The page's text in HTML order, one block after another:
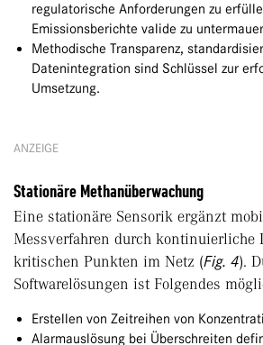
regulatorische Anforderungen zu
Emissionsberichte valide zu
Methodische Transparenz,
Datenintegration sind Schlüssel zur
Umsetzung.
ANZEIGE
Stationäre Methanüberwachung
Eine stationäre Sensorik ergänzt
Messverfahren durch kontinuierliche
kritischen Punkten im Netz (Fig. 4).
Softwarelösungen ist Folgendes
Erstellen von Zeitreihen von
Alarmauslösung bei Überschreiten